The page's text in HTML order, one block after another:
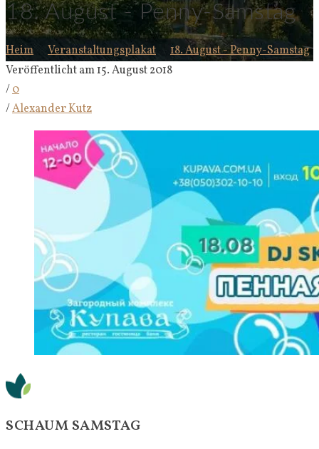
18. August - Penny-Samstag
Heim Veranstaltungsplakat
18. August - Penny-Samstag
Veröffentlicht am 15. August 2018
/0
/Alexander Kutz
SCHAUM SAMSTAG